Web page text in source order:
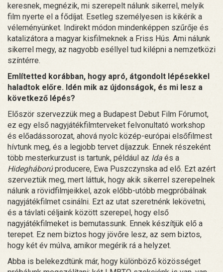
keresnek, megnézik, mi szerepelt nálunk sikerrel, melyik
film nyerte el a fődíjat. Esetleg személyesen is kikérik a
véleményünket. Indirekt módon mindenképpen szűrője és
katalizátora a magyar kisfilmeknek a Friss Hús. Ami nálunk
sikerrel megy, az nagyobb eséllyel tud kilépni a nemzetközi
színtérre.
Említetted korábban, hogy apró, átgondolt lépésekkel
haladtok előre. Idén mik az újdonságok, és mi lesz a
következő lépés?
Először szervezzük meg a Budapest Debut Film Fórumot,
ez egy első nagyjátékfilmterveket felvonultató workshop
és előadássorozat, ahová nyolc közép-európai elsőfilmest
hívtunk meg, és a legjobb tervet díjazzuk. Ennek részeként
több mesterkurzust is tartunk, például az Ida és a
Hidegháborúproducere, Ewa Puszczynska ad elő. Ezt azért
szerveztük meg, mert láttuk, hogy akik sikerrel szerepelnek
nálunk a rövidfilmjeikkel, azok előbb-utóbb megpróbálnak
nagyjátékfilmet csinálni. Ezt az utat szeretnénk lekövetni,
és a távlati céljaink között szerepel, hogy első
nagyjátékfilmeket is bemutassunk. Ennek készítjük elő a
terepet. Ez nem biztos hogy jövőre lesz, az sem biztos,
hogy két év múlva, amikor megérik rá a helyzet.
Abba is belekezdtünk már, hogy különböző közösséget